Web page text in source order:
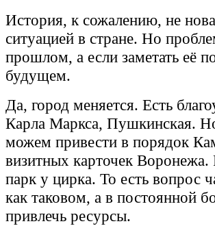
История, к сожалению, не
ситуацией в стране. Но
прошлом, а если заметать её
будущем.
Да, город меняется. Есть
Карла Маркса, Пушкинская.
можем привести в порядок
визитных карточек
парк у цирка. То есть вопрос
как таковом, а в постоянной
привлечь ресурсы.